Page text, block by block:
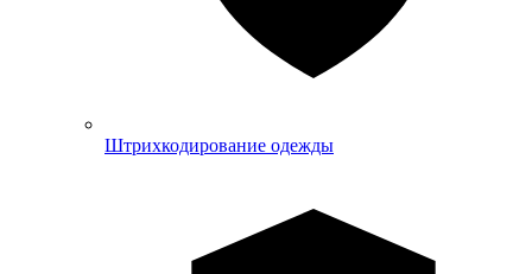
Штрихкодирование одежды